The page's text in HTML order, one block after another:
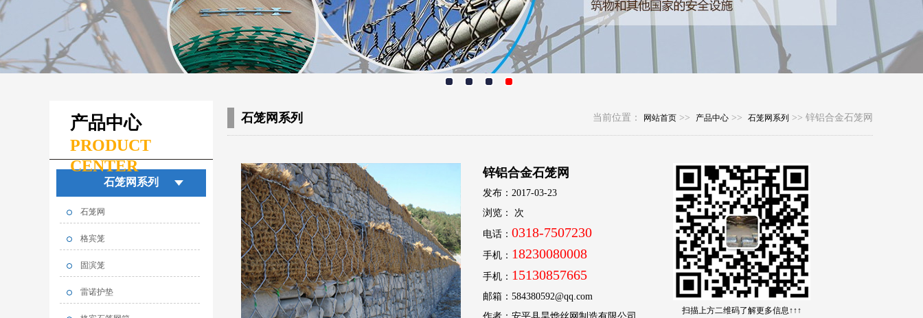
产品中心
PRODUCT
CENTER
石笼网系列
石笼网
格宾笼
固滨笼
雷诺护垫
石笼网系列 当前位置： 网站首页 >> 产品中心 >> 石笼网系列 >> 锌铝合金石笼网
锌铝合金石笼网
发布：2017-03-23
浏览：
次
电话： 0318-7507230
手机： 18230080008
手机： 15130857665
邮箱：584380592@qq.com
扫描上方二维码了解更多信息↑↑↑